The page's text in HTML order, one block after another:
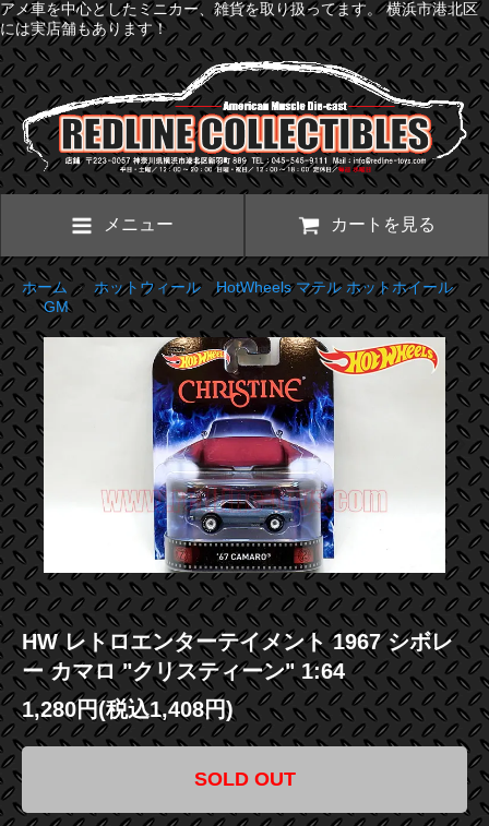
アメ車を中心としたミニカー、雑貨を取り扱ってます。 横浜市港北区
には実店舗もあります！
メニュー カートを見る
ホーム>ホットウィール HotWheels マテル ホットホイール
>GM
HW レトロエンターテイメント 1967 シボレ
ー カマロ "クリスティーン" 1:64
1,280円(税込1,408円)
SOLD OUT